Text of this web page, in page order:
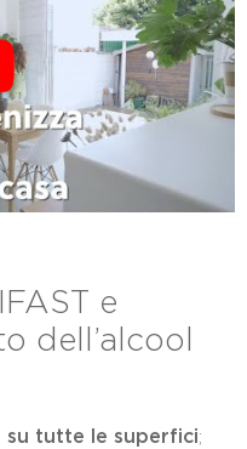
e
dell’alcool
su tutte le superfici;